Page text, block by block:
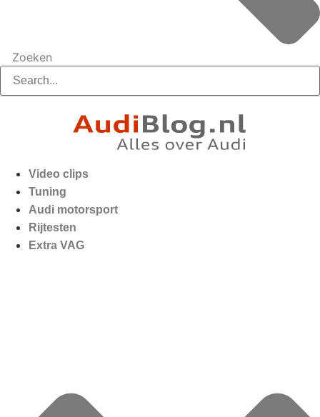
Zoeken
Video clips
Tuning
Audi motorsport
Rijtesten
Extra VAG